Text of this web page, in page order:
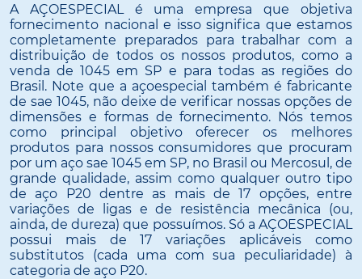
A AÇOESPECIAL é uma empresa que objetiva
fornecimento nacional e isso significa que estamos
completamente preparados para trabalhar com a
distribuição de todos os nossos produtos, como a
venda de 1045 em SP e para todas as regiões do
Brasil. Note que a açoespecial também é fabricante
de sae 1045, não deixe de verificar nossas opções de
dimensões e formas de fornecimento. Nós temos
como principal objetivo oferecer os melhores
produtos para nossos consumidores que procuram
por um aço sae 1045 em SP, no Brasil ou Mercosul, de
grande qualidade, assim como qualquer outro tipo
de aço P20 dentre as mais de 17 opções, entre
variações de ligas e de resistência mecânica (ou,
ainda, de dureza) que possuímos. Só a AÇOESPECIAL
possui mais de 17 variações aplicáveis como
substitutos (cada uma com sua peculiaridade) à
categoria de aço P20.